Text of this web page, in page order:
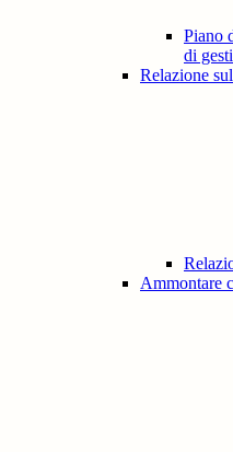
Piano
di
Relazione
Ammontare